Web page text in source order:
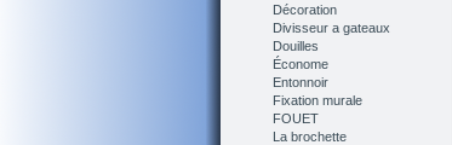
Décoration
Divisseur a gateaux
Douilles
Économe
Entonnoir
Fixation murale
FOUET
La brochette